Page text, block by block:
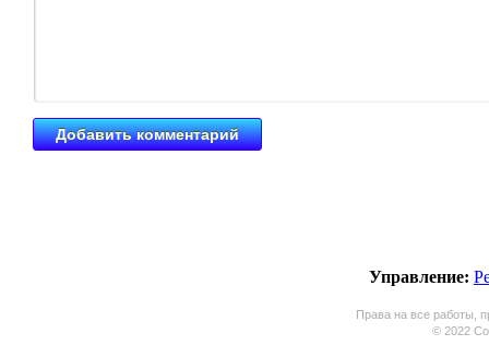
Управление:
Права на все работы,
© 2022